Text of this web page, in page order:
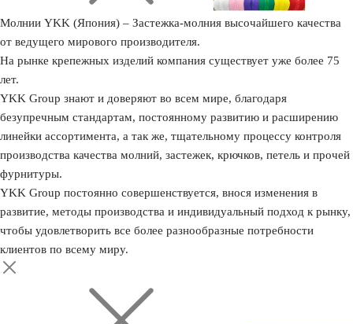
Молнии YKK (Япония) – Застежка-молния высочайшего качества
от ведущего мирового производителя.
На рынке крепежных изделий компания существует уже более 75
лет.
YKK Group знают и доверяют во всем мире, благодаря
безупречным стандартам, постоянному развитию и расширению
линейки ассортимента, а так же, тщательному процессу контроля
производства качества молний, застежек, крючков, петель и прочей
фурнитуры.
YKK Group постоянно совершенствуется, внося изменения в
развитие, методы производства и индивидуальный подход к рынку,
чтобы удовлетворить все более разнообразные потребности
клиентов по всему миру.